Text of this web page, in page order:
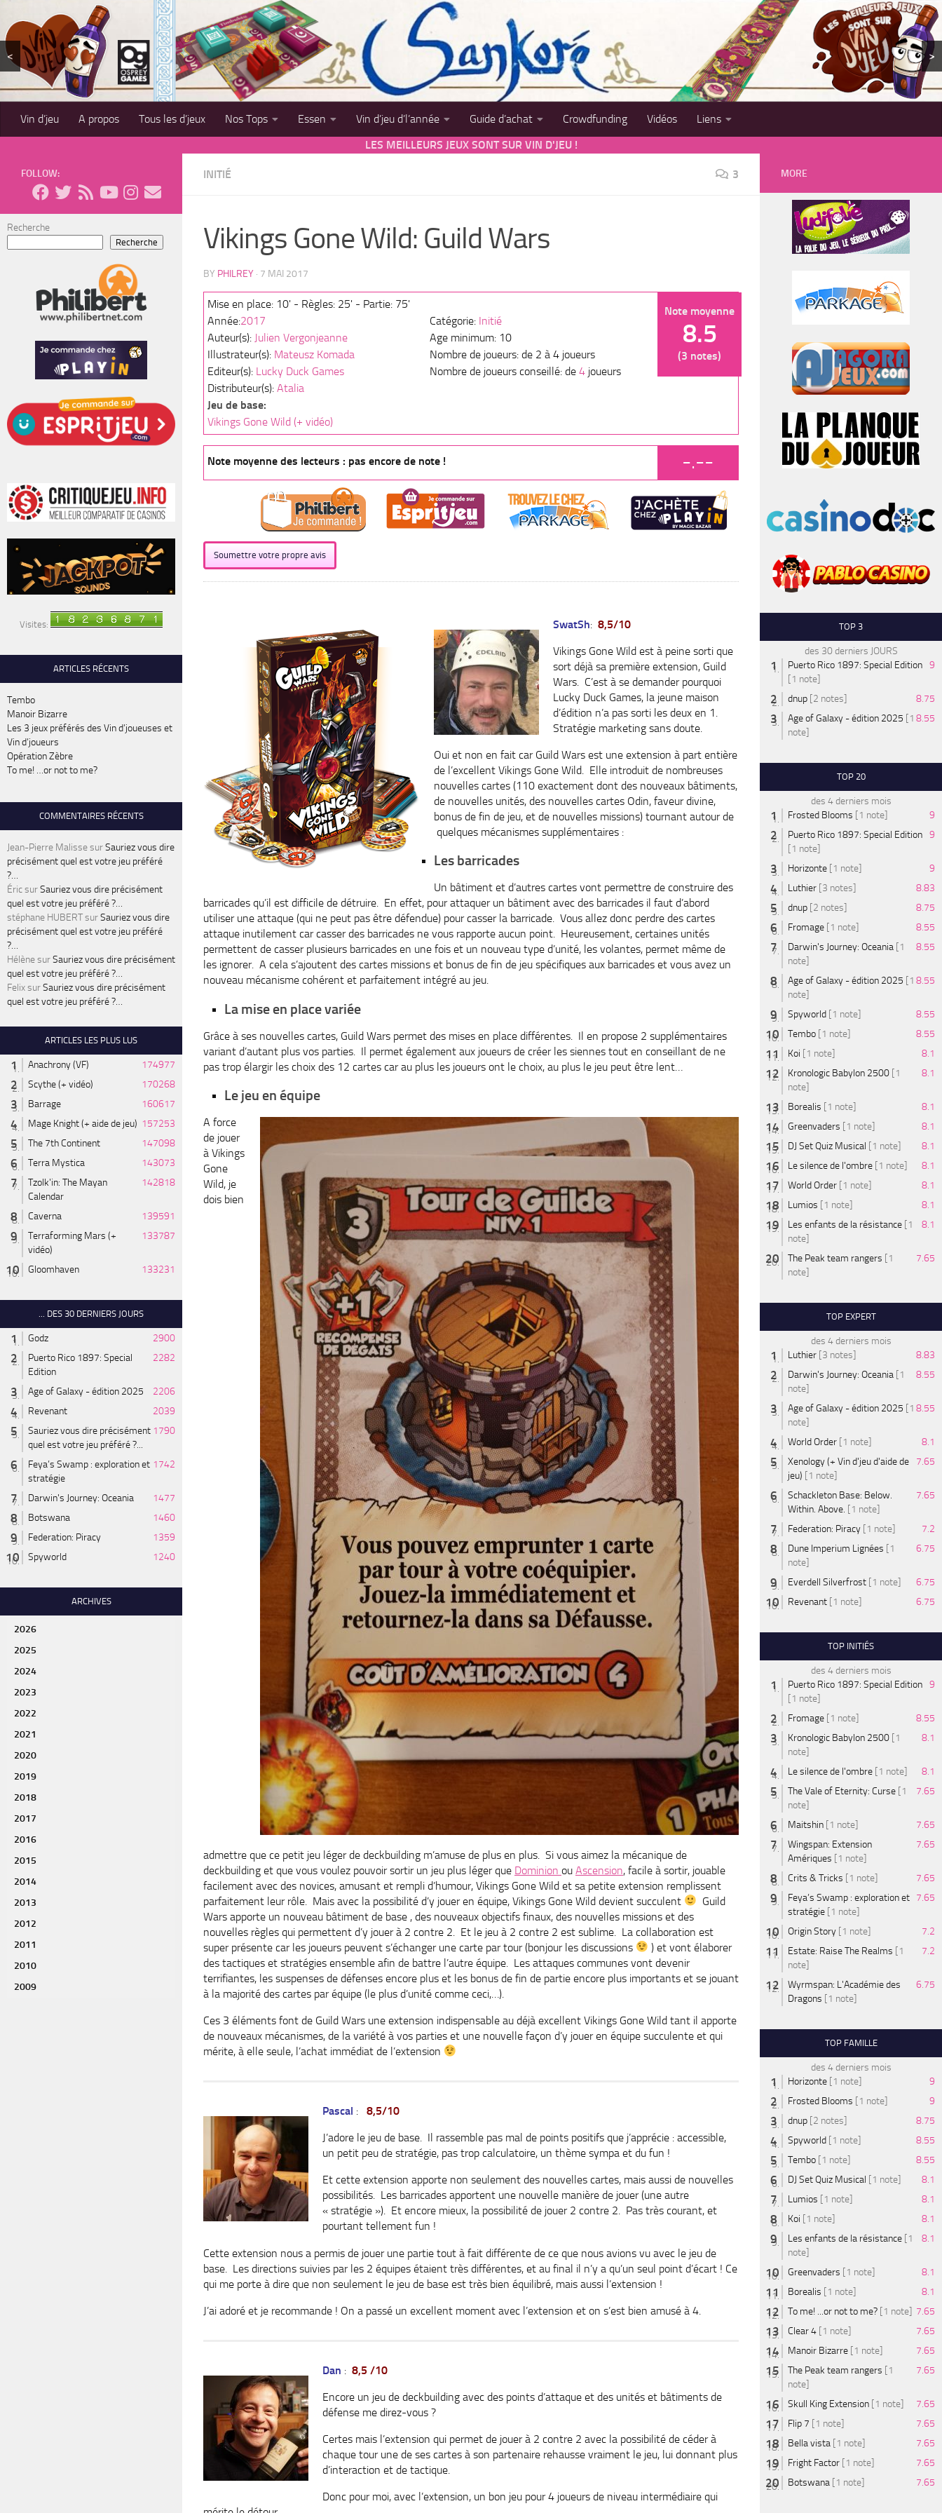
Skip to content
< >
Vin d’jeu A propos Tous les d’jeux Nos Tops Essen Vin d’jeu d’l’année Guide d’achat Crowdfunding Vidéos
Liens
LES MEILLEURS JEUX SONT SUR VIN D'JEU !
INITIÉ 3
Vikings Gone Wild: Guild Wars
BY PHILREY · 7 MAI 2017
Note moyenne
8.5
(3 notes)
Mise en place: 10' - Règles: 25' - Partie: 75'
Année:2017
Auteur(s): Julien Vergonjeanne
Illustrateur(s): Mateusz Komada
Editeur(s): Lucky Duck Games
Distributeur(s): Atalia
Catégorie: Initié
Age minimum: 10
Nombre de joueurs: de 2 à 4 joueurs
Nombre de joueurs conseillé: de 4 joueurs
Jeu de base:
Vikings Gone Wild (+ vidéo)
Note moyenne des lecteurs : pas encore de note ! -.--
Soumettre votre propre avis
SwatSh: 8,5/10
Vikings Gone Wild est à peine sorti que
sort déjà sa première extension, Guild
Wars. C’est à se demander pourquoi
Lucky Duck Games, la jeune maison
d’édition n’a pas sorti les deux en 1.
Stratégie marketing sans doute.
Oui et non en fait car Guild Wars est une extension à part entière
de l’excellent Vikings Gone Wild. Elle introduit de nombreuses
nouvelles cartes (110 exactement dont des nouveaux bâtiments,
de nouvelles unités, des nouvelles cartes Odin, faveur divine,
bonus de fin de jeu, et de nouvelles missions) tournant autour de
quelques mécanismes supplémentaires :
Les barricades
Un bâtiment et d’autres cartes vont permettre de construire des
barricades qu’il est difficile de détruire. En effet, pour attaquer un bâtiment avec des barricades il faut d’abord
utiliser une attaque (qui ne peut pas être défendue) pour casser la barricade. Vous allez donc perdre des cartes
attaque inutilement car casser des barricades ne vous rapporte aucun point. Heureusement, certaines unités
permettent de casser plusieurs barricades en une fois et un nouveau type d’unité, les volantes, permet même de
les ignorer. A cela s’ajoutent des cartes missions et bonus de fin de jeu spécifiques aux barricades et vous avez un
nouveau mécanisme cohérent et parfaitement intégré au jeu.
La mise en place variée
Grâce à ses nouvelles cartes, Guild Wars permet des mises en place différentes. Il en propose 2 supplémentaires
variant d’autant plus vos parties. Il permet également aux joueurs de créer les siennes tout en conseillant de ne
pas trop élargir les choix des 12 cartes car au plus les joueurs ont le choix, au plus le jeu peut être lent…
Le jeu en équipe
A force
de jouer
à Vikings
Gone
Wild, je
dois bien
admettre que ce petit jeu léger de deckbuilding m’amuse de plus en plus. Si vous aimez la mécanique de
deckbuilding et que vous voulez pouvoir sortir un jeu plus léger que Dominion ou Ascension, facile à sortir, jouable
facilement avec des novices, amusant et rempli d’humour, Vikings Gone Wild et sa petite extension remplissent
parfaitement leur rôle. Mais avec la possibilité d’y jouer en équipe, Vikings Gone Wild devient succulent
Guild
Wars apporte un nouveau bâtiment de base , des nouveaux objectifs finaux, des nouvelles missions et des
nouvelles règles qui permettent d’y jouer à 2 contre 2. Et le jeu à 2 contre 2 est sublime. La collaboration est
super présente car les joueurs peuvent s’échanger une carte par tour (bonjour les discussions
) et vont élaborer
des tactiques et stratégies ensemble afin de battre l’autre équipe. Les attaques communes vont devenir
terrifiantes, les suspenses de défenses encore plus et les bonus de fin de partie encore plus importants et se jouant
à la majorité des cartes par équipe (le plus d’unité comme ceci,…).
Ces 3 éléments font de Guild Wars une extension indispensable au déjà excellent Vikings Gone Wild tant il apporte
de nouveaux mécanismes, de la variété à vos parties et une nouvelle façon d’y jouer en équipe succulente et qui
mérite, à elle seule, l’achat immédiat de l’extension
Pascal : 8,5/10
J’adore le jeu de base. Il rassemble pas mal de points positifs que j’apprécie : accessible,
un petit peu de stratégie, pas trop calculatoire, un thème sympa et du fun !
Et cette extension apporte non seulement des nouvelles cartes, mais aussi de nouvelles
possibilités. Les barricades apportent une nouvelle manière de jouer (une autre
« stratégie »). Et encore mieux, la possibilité de jouer 2 contre 2. Pas très courant, et
pourtant tellement fun !
Cette extension nous a permis de jouer une partie tout à fait différente de ce que nous avions vu avec le jeu de
base. Les directions suivies par les 2 équipes étaient très différentes, et au final il n’y a qu’un seul point d’écart ! Ce
qui me porte à dire que non seulement le jeu de base est très bien équilibré, mais aussi l’extension !
J’ai adoré et je recommande ! On a passé un excellent moment avec l’extension et on s’est bien amusé à 4.
Dan : 8,5 /10
Encore un jeu de deckbuilding avec des points d’attaque et des unités et bâtiments de
défense me direz-vous ?
Certes mais l’extension qui permet de jouer à 2 contre 2 avec la possibilité de céder à
chaque tour une de ses cartes à son partenaire rehausse vraiment le jeu, lui donnant plus
d’interaction et de tactique.
Donc pour moi, avec l’extension, un bon jeu pour 4 joueurs de niveau intermédiaire qui
FOLLOW:
Recherche
Recherche
Visites:
ARTICLES RÉCENTS
Tembo
Manoir Bizarre
Les 3 jeux préférés des Vin d’joueuses et
Vin d’joueurs
Opération Zèbre
To me! …or not to me?
COMMENTAIRES RÉCENTS
Jean-Pierre MalissesurSauriez vous dire
précisément quel est votre jeu préféré
?…
ÉricsurSauriez vous dire précisément
quel est votre jeu préféré ?…
stéphane HUBERTsurSauriez vous dire
précisément quel est votre jeu préféré
?…
HélènesurSauriez vous dire précisément
quel est votre jeu préféré ?…
FelixsurSauriez vous dire précisément
quel est votre jeu préféré ?…
ARTICLES LES PLUS LUS
Anachrony (VF)
174977
Scythe (+ vidéo)
170268
Barrage
160617
Mage Knight (+ aide de jeu) 157253
The 7th Continent
147098
Terra Mystica
143073
Tzolk'in: The Mayan
Calendar
142818
Caverna
139591
Terraforming Mars (+
vidéo)
133787
Gloomhaven 133231
... DES 30 DERNIERS JOURS
Godz
2900
Puerto Rico 1897: Special
Edition
2282
Age of Galaxy - édition 2025
2206
Revenant
2039
Sauriez vous dire précisément
quel est votre jeu préféré ?...
1790
Feya’s Swamp : exploration et
stratégie
1742
Darwin's Journey: Oceania
1477
Botswana
1460
Federation: Piracy
1359
Spyworld
1240
ARCHIVES
2026
2025
2024
2023
2022
2021
2020
2019
2018
2017
2016
2015
2014
2013
2012
2011
2010
2009
MORE
TOP 3
des 30 derniers JOURS
Puerto Rico 1897: Special Edition
[1 note]
9
dnup [2 notes]
8.75
Age of Galaxy - édition 2025 [1
note]
8.55
TOP 20
des 4 derniers mois
Frosted Blooms [1 note]
9
Puerto Rico 1897: Special Edition
[1 note]
9
Horizonte [1 note]
9
Luthier [3 notes]
8.83
dnup [2 notes]
8.75
Fromage [1 note]
8.55
Darwin's Journey: Oceania [1
note]
8.55
Age of Galaxy - édition 2025 [1
note]
8.55
Spyworld [1 note]
8.55
Tembo [1 note]
8.55
Koi [1 note]
8.1
Kronologic Babylon 2500 [1
note]
8.1
Borealis [1 note]
8.1
Greenvaders [1 note]
8.1
DJ Set Quiz Musical [1 note]
8.1
Le silence de l'ombre [1 note]
8.1
World Order [1 note]
8.1
Lumios [1 note]
8.1
Les enfants de la résistance [1
note]
8.1
The Peak team rangers [1
note]
7.65
TOP EXPERT
des 4 derniers mois
Luthier [3 notes]
8.83
Darwin's Journey: Oceania [1
note]
8.55
Age of Galaxy - édition 2025 [1
note]
8.55
World Order [1 note]
8.1
Xenology (+ Vin d'jeu d'aide de
jeu) [1 note]
7.65
Schackleton Base: Below.
Within. Above. [1 note]
7.65
Federation: Piracy [1 note]
7.2
Dune Imperium Lignées [1
note]
6.75
Everdell Silverfrost [1 note]
6.75
Revenant [1 note] 6.75
TOP INITIÉS
des 4 derniers mois
Puerto Rico 1897: Special Edition
[1 note]
9
Fromage [1 note]
8.55
Kronologic Babylon 2500 [1
note]
8.1
Le silence de l'ombre [1 note]
8.1
The Vale of Eternity: Curse [1
note]
7.65
Maitshin [1 note]
7.65
Wingspan: Extension
Amériques [1 note]
7.65
Crits & Tricks [1 note]
7.65
Feya’s Swamp : exploration et
stratégie [1 note]
7.65
Origin Story [1 note]
7.2
Estate: Raise The Realms [1
note]
7.2
Wyrmspan: L'Académie des
Dragons [1 note]
6.75
TOP FAMILLE
des 4 derniers mois
Horizonte [1 note]
9
Frosted Blooms [1 note]
9
dnup [2 notes]
8.75
Spyworld [1 note]
8.55
Tembo [1 note]
8.55
DJ Set Quiz Musical [1 note]
8.1
Lumios [1 note]
8.1
Koi [1 note]
8.1
Les enfants de la résistance [1
note]
8.1
Greenvaders [1 note]
8.1
Borealis [1 note]
8.1
To me! ...or not to me? [1 note]
7.65
Clear 4 [1 note]
7.65
Manoir Bizarre [1 note]
7.65
The Peak team rangers [1
note]
7.65
Skull King Extension [1 note]
7.65
Flip 7 [1 note]
7.65
Bella vista [1 note]
7.65
Fright Factor [1 note]
7.65
Botswana [1 note] 7.65